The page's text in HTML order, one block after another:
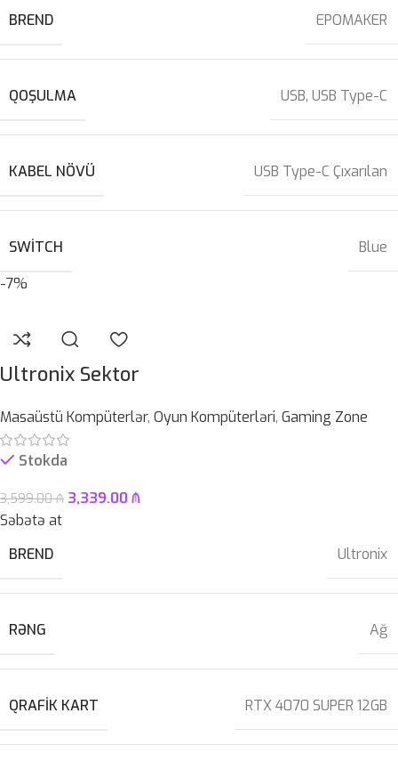
BREND
EPOMAKER
QOŞULMA USB, USB Type-C
KABEL NÖVÜ USB Type-C Çıxarılan
SWITCH
Blue
-7%
Ultronix Sektor
Masaüstü Kompüterlər, Oyun Kompüterləri, Gaming Zone
Stokda
3,599.00₼ 3,339.00 ₼
Səbətə at
BREND
Ultronix
RƏNG Ağ
QRAFIK KART RTX 4070 SUPER 12GB